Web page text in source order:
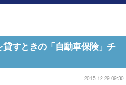
すときの「自動車保険」チ
2015-12-29 09:30